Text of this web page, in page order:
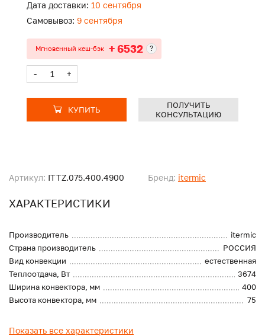
Артикул: ITTZ.075.400.4900 Бренд: itermic
ХАРАКТЕРИСТИКИ
Производитель
itermic
Страна производитель
РОССИЯ
Вид конвекции
естественная
Теплоотдача, Вт
3674
Ширина конвектора, мм
400
Высота конвектора, мм
75
Показать все характеристики
Дата доставки: 10 сентября
Самовывоз: 9 сентября
Мгновенный кеш-бэк + 6532 ?
- +
КУПИТЬ
ПОЛУЧИТЬ
КОНСУЛЬТАЦИЮ